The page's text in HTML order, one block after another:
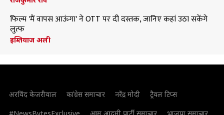
फिल्म 'मैं वापस आऊंगा' ने OTT पर दी दस्तक, जानिए कहां उठा सकेंगे
लुत्फ
इम्तियाज अली
अरविंद केजरीवाल कांग्रेस समाचार नरेंद्र मोदी
ट्रैवल टिप्स